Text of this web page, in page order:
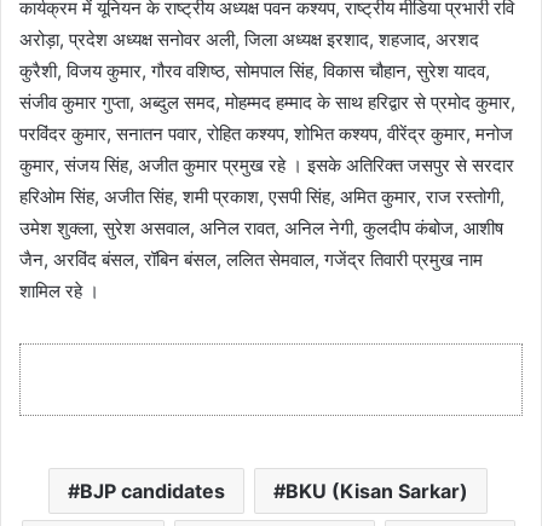
कार्यक्रम में यूनियन के राष्ट्रीय अध्यक्ष पवन कश्यप, राष्ट्रीय मीडिया प्रभारी रवि
अरोड़ा, प्रदेश अध्यक्ष सनोवर अली, जिला अध्यक्ष इरशाद, शहजाद, अरशद
कुरैशी, विजय कुमार, गौरव वशिष्ठ, सोमपाल सिंह, विकास चौहान, सुरेश यादव,
संजीव कुमार गुप्ता, अब्दुल समद, मोहम्मद हम्माद के साथ हरिद्वार से प्रमोद कुमार,
परविंदर कुमार, सनातन पवार, रोहित कश्यप, शोभित कश्यप, वीरेंद्र कुमार, मनोज
कुमार, संजय सिंह, अजीत कुमार प्रमुख रहे । इसके अतिरिक्त जसपुर से सरदार
हरिओम सिंह, अजीत सिंह, शमी प्रकाश, एसपी सिंह, अमित कुमार, राज रस्तोगी,
उमेश शुक्ला, सुरेश असवाल, अनिल रावत, अनिल नेगी, कुलदीप कंबोज, आशीष
जैन, अरविंद बंसल, रॉबिन बंसल, ललित सेमवाल, गजेंद्र तिवारी प्रमुख नाम
शामिल रहे ।
BJP candidates BKU (Kisan Sarkar)